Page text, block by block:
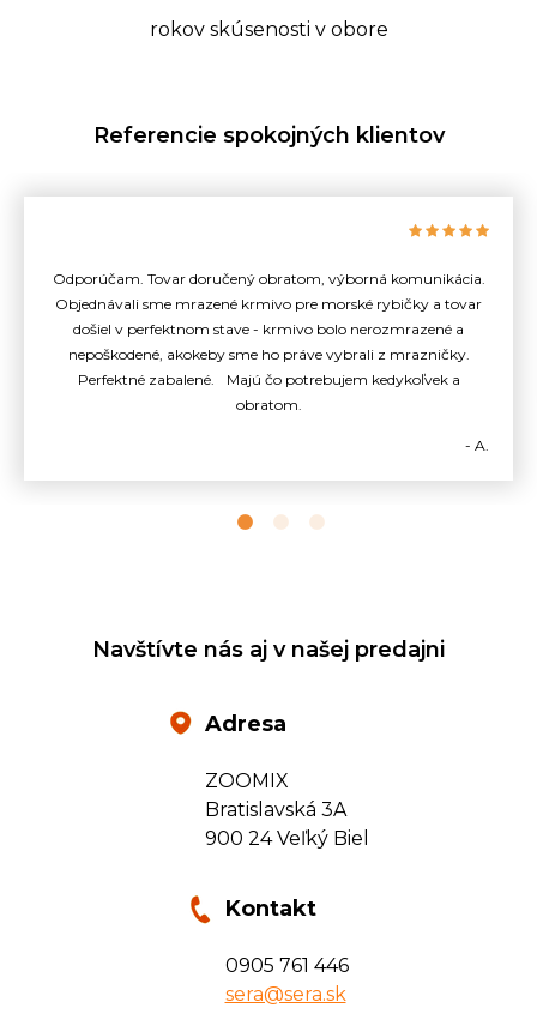
rokov skúsenosti v obore
Referencie spokojných klientov
Odporúčam. Tovar doručený obratom, výborná komunikácia.
Objednávali sme mrazené krmivo pre morské rybičky a tovar
došiel v perfektnom stave - krmivo bolo nerozmrazené a
nepoškodené, akokeby sme ho práve vybrali z mrazničky.
Perfektné zabalené. Majú čo potrebujem kedykoľvek a
obratom.
- A.
Navštívte nás aj v našej predajni
Adresa
ZOOMIX
Bratislavská 3A
900 24 Veľký Biel
Kontakt
0905 761 446
sera@sera.sk